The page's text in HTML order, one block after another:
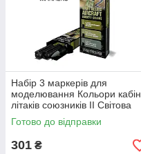
Набір 3 маркерів для
моделювання Кольори кабін
літаків союзників ІІ Світова
Війна. AK-INTERACTIVE
RCM109
Готово до відправки
301 ₴